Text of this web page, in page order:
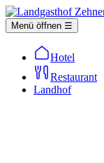
Menü öffnen ☰
Hotel
Restaurant
Landhof